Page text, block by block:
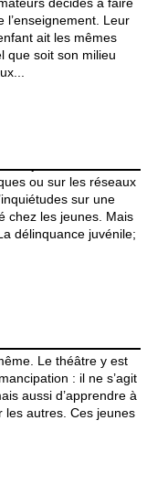
décidés à faire
l’enseignement. Leur
ait les mêmes
que soit son milieu
perception
ou sur les réseaux
sur une
chez les jeunes. Mais
délinquance juvénile;
d’expression
Le théâtre y est
: il ne s’agit
aussi d’apprendre à
les autres. Ces jeunes
» leurs
?